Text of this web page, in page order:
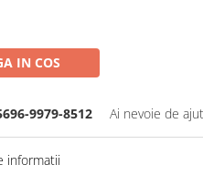
IN COS
9979-8512 Ai nevoie de
informatii